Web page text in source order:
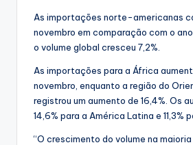
As importações norte-americanas
novembro em comparação com o
o volume global cresceu 7,2%.
As importações para a África
novembro, enquanto a região do
registrou um aumento de 16,4%. Os
14,6% para a América Latina e 11,3%
“O crescimento do volume na